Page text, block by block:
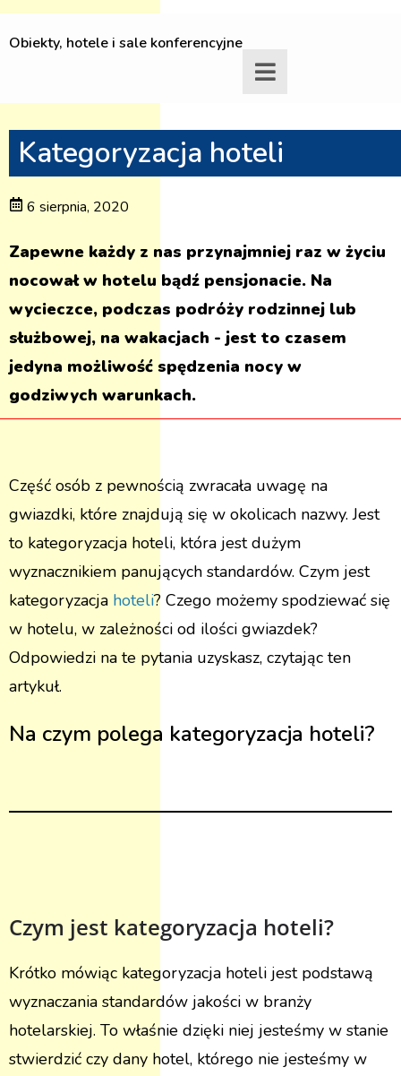
Obiekty, hotele i sale konferencyjne
Kategoryzacja hoteli
6 sierpnia, 2020
Zapewne każdy z nas przynajmniej raz w życiu
nocował w hotelu bądź pensjonacie. Na
wycieczce, podczas podróży rodzinnej lub
służbowej, na wakacjach - jest to czasem
jedyna możliwość spędzenia nocy w
godziwych warunkach.
Część osób z pewnością zwracała uwagę na
gwiazdki, które znajdują się w okolicach nazwy. Jest
to kategoryzacja hoteli, która jest dużym
wyznacznikiem panujących standardów. Czym jest
kategoryzacja hoteli? Czego możemy spodziewać się
w hotelu, w zależności od ilości gwiazdek?
Odpowiedzi na te pytania uzyskasz, czytając ten
artykuł.
Na czym polega kategoryzacja hoteli?
Czym jest kategoryzacja hoteli?
Krótko mówiąc kategoryzacja hoteli jest podstawą
wyznaczania standardów jakości w branży
hotelarskiej. To właśnie dzięki niej jesteśmy w stanie
stwierdzić czy dany hotel, którego nie jesteśmy w